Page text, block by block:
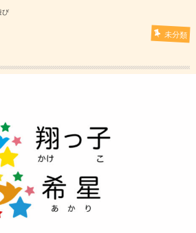
び
未分類